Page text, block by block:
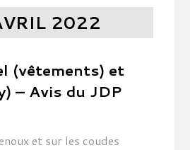
2022
(vêtements) et
– Avis du JDP
et sur les coudes